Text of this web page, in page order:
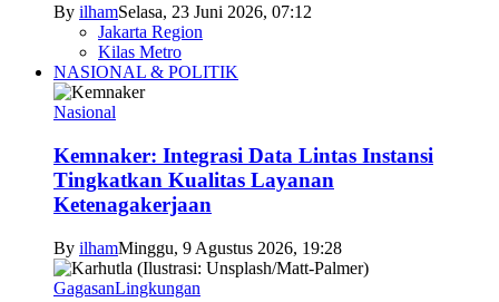
By ilhamSelasa, 23 Juni 2026, 07:12
Jakarta Region
Kilas Metro
NASIONAL & POLITIK
Nasional
Kemnaker: Integrasi Data Lintas Instansi
Tingkatkan Kualitas Layanan
Ketenagakerjaan
By ilhamMinggu, 9 Agustus 2026, 19:28
GagasanLingkungan